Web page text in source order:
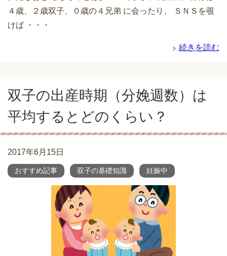
４歳、２歳双子、０歳の４兄弟 に会ったり、 ＳＮＳを覗
けば ・・・
続きを読む
双子の出産時期（分娩週数）は
平均するとどのくらい？
2017年6月15日
おすすめ記事 双子の基礎知識 妊娠中